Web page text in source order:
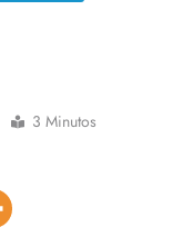
3 Minutos